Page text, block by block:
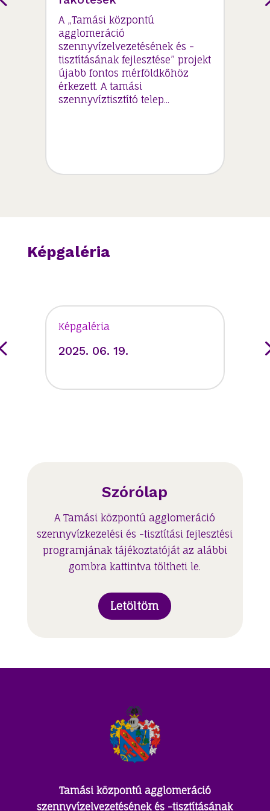
A „Tamási központú
agglomeráció
szennyvízelvezetésének és -
tisztításának fejlesztése” projekt
újabb fontos mérföldkőhöz
érkezett. A tamási
szennyvíztisztító telep...
Képgaléria
Képgaléria
2025. 06. 19.
Szórólap
A Tamási központú agglomeráció
szennyvízkezelési és -tisztítási fejlesztési
programjának tájékoztatóját az alábbi
gombra kattintva töltheti le.
Letöltöm
Tamási központú agglomeráció
szennyvízelvezetésének és -tisztításának